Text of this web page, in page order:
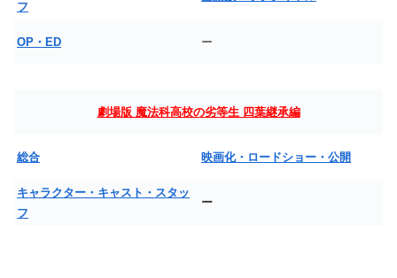
フ
OP・ED ー
劇場版 魔法科高校の劣等生 四葉継承編
総合 映画化・ロードショー・公開
キャラクター・キャスト・スタッ
フ
ー